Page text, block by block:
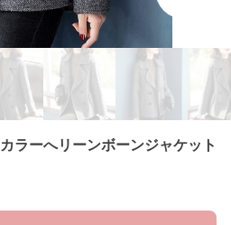
ラーへリーンボーンジャケット